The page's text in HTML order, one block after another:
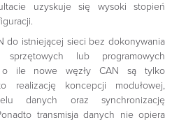
uzyskuje się wysoki stopień
do istniejącej sieci bez dokonywania
sprzętowych lub programowych
o ile nowe węzły CAN są tylko
realizację koncepcji modułowej,
danych oraz synchronizację
transmisja danych nie opiera